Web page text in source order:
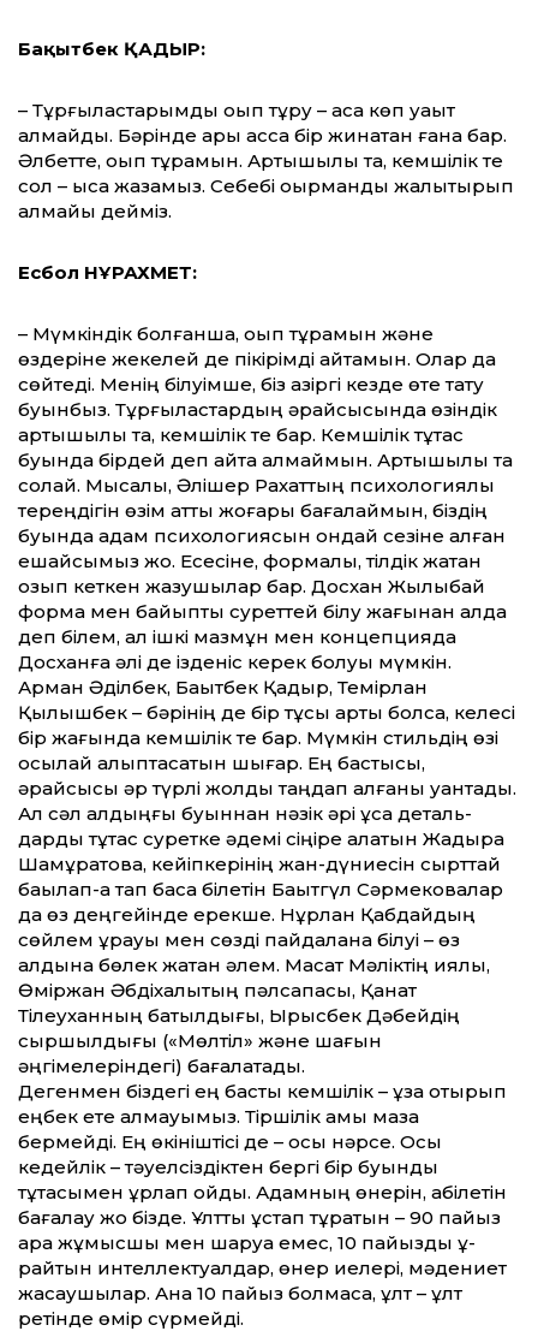
Бақытбек ҚАДЫР:
– Тұрғыластарымды оқып тұру – аса көп уақыт
алмайды. Бәрінде ары асса бір жинақтан ғана бар.
Әлбетте, оқып тұрамын. Артықшылық та, кемшілік те
сол – қысқа жазамыз. Себебі оқырманды жалықтырып
алмайық дейміз.
Есбол НҰРАХМЕТ:
– Мүмкіндік болғанша, оқып тұрамын және
өздеріне жекелей де пікірімді айтамын. Олар да
сөйтеді. Менің білуімше, біз қазіргі кезде өте тату
буынбыз. Тұрғыластардың әрқайсысында өзіндік
артықшылық та, кемшілік те бар. Кемшілік тұтас
буында бірдей деп айта алмаймын. Артықшылық та
солай. Мысалы, Әлішер Рахаттың психологиялық
тереңдігін өзім қатты жоғары бағалаймын, біздің
буында адам психологиясын ондай сезіне алған
ешқайсымыз жоқ. Есесіне, фор­малық, тілдік жақтан
озып кеткен жазу­шылар бар. Досхан Жылқыбай
форма мен байыпты суреттей білу жағынан алда
деп білем, ал ішкі мазмұн мен концепцияда
Досханға әлі де ізденіс керек болуы мүмкін.
Арман Әділбек, Бақытбек Қадыр, Темірлан
Қылышбек – бәрінің де бір тұсы артық болса, келесі
бір жағында кемшілік те бар. Мүмкін стильдің өзі
осылай қалыптасатын шығар. Ең бастысы,
әрқайсысы әр түр­лі жолды таңдап алғаны қуантады.
Ал сәл алдыңғы буыннан нәзік әрі ұсақ де­таль­
дарды тұтас суретке әдемі сіңіре ала­тын Жадыра
Шамұратова, кейіпкерінің жан-дүниесін сырттай
бақылап-ақ тап баса білетін Бақытгүл Сәрмековалар
да өз дең­гейінде ерекше. Нұрлан Қабдайдың
сөйлем құрауы мен сөзді пайдалана білуі – өз
алдына бөлек жатқан әлем. Мақсат Мәліктің қиялы,
Өміржан Әбдіхалықтың пәлсапасы, Қанат
Тілеуханның батылдығы, Ырысбек Дәбейдің
сыршылдығы («Мөлтіл» және шағын
әңгімелеріндегі) бағалатады.
Дегенмен біздегі ең басты кемшілік – ұзақ отырып
еңбек ете алмауымыз. Тіршілік қа­­мы маза
бермейді. Ең өкініштісі де – осы нәрсе. Осы
кедейлік – тәуелсіздіктен бер­гі бір буынды
тұтасымен ұрлап қойды. Адам­ның өнерін, қабілетін
бағалау жоқ бізде. Ұлтты ұстап тұратын – 90 пайыз
қара жұ­мысшы мен шаруа емес, 10 пайызды құ­­
райтын интеллектуалдар, өнер иелері, мә­­дениет
жасаушылар. Ана 10 пайыз бол­маса, ұлт – ұлт
ретінде өмір сүрмейді.